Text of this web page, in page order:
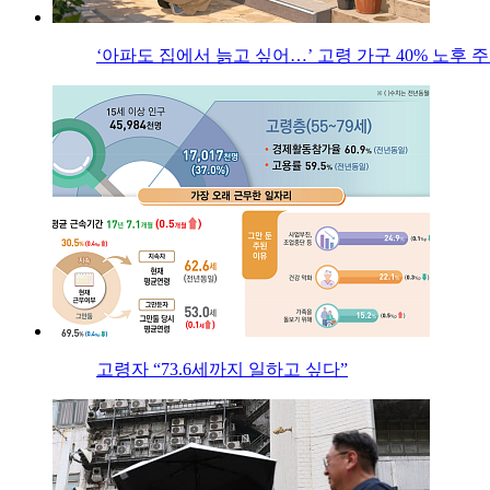
‘아파도 집에서 늙고 싶어…’ 고령 가구 40% 노후
고령자 “73.6세까지 일하고 싶다”